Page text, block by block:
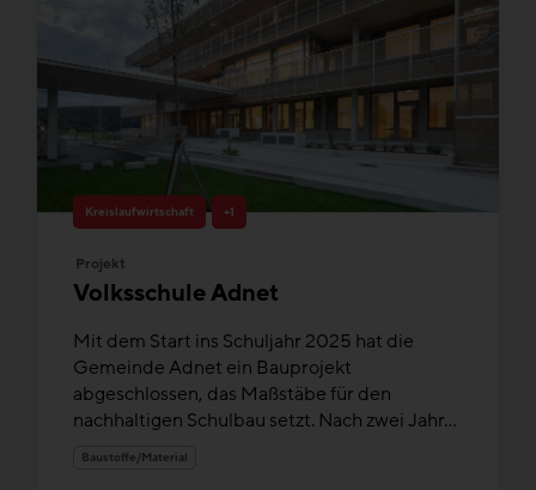
Kreislaufwirtschaft +1
Projekt
Volksschule Adnet
Mit dem Start ins Schuljahr 2025 hat die
Gemeinde Adnet ein Bauprojekt
abgeschlossen, das Maßstäbe für den
nachhaltigen Schulbau setzt. Nach zwei Jahr...
Baustoffe/Material